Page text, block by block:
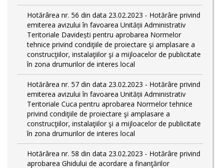
Hotărârea nr. 56 din data 23.02.2023 - Hotărâre privind
emiterea avizului în favoarea Unității Administrativ
Teritoriale Davidești pentru aprobarea Normelor
tehnice privind condiţiile de proiectare şi amplasare a
construcţiilor, instalaţiilor şi a mijloacelor de publicitate
în zona drumurilor de interes local
Hotărârea nr. 57 din data 23.02.2023 - Hotărâre privind
emiterea avizului în favoarea Unității Administrativ
Teritoriale Cuca pentru aprobarea Normelor tehnice
privind condiţiile de proiectare şi amplasare a
construcţiilor, instalaţiilor şi a mijloacelor de publicitate
în zona drumurilor de interes local
Hotărârea nr. 58 din data 23.02.2023 - Hotărâre privind
aprobarea Ghidului de acordare a finanţărilor